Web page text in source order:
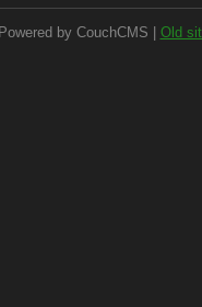
by CouchCMS | Old